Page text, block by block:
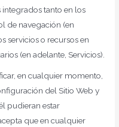
tanto en los
de navegación (en
servicios o recursos en
(en adelante, Servicios).
en cualquier momento,
del Sitio Web y
pudieran estar
que en cualquier